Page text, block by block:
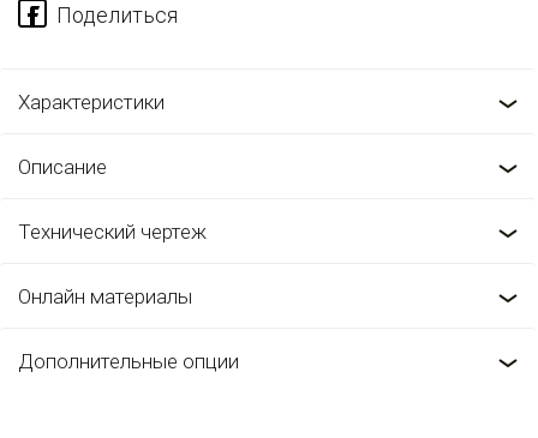
Характеристики
Описание
Технический чертеж
Онлайн материалы
Дополнительные опции